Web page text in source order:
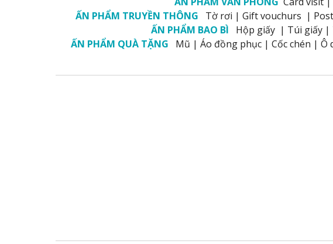
ẤN PHẨM TRUYỀN THÔNG
Tờ rơi | Gift vouchurs |
ẤN PHẨM BAO BÌ
Hộp giấy| Túi giấy|
ẤN PHẨM QUÀ TẶNG
Mũ | Áo đồng phục| Cốc chén | Ô